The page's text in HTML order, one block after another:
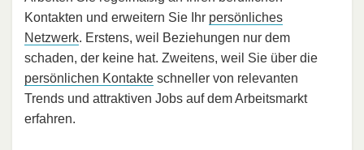
Kontakten und erweitern Sie Ihr persönliches
Netzwerk. Erstens, weil Beziehungen nur dem
schaden, der keine hat. Zweitens, weil Sie über die
persönlichen Kontakte schneller von relevanten
Trends und attraktiven Jobs auf dem Arbeitsmarkt
erfahren.